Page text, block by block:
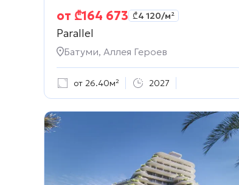
от ₾164 673 ₾4 120/м²
Parallel
Батуми, Аллея Героев
от 26.40м² 2027